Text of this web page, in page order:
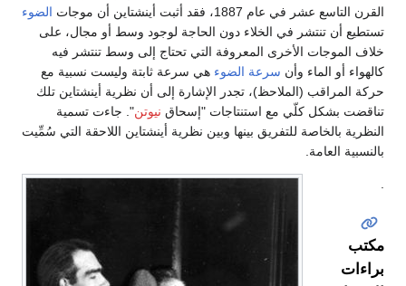
القرن التاسع عشر في عام 1887، فقد أثبت أينشتاين أن موجات
الضوء
تستطيع أن تنتشر في الخلاء دون الحاجة لوجود وسط أو مجال، على
خلاف الموجات الأخرى المعروفة التي تحتاج إلى وسط تنتشر فيه
كالهواء أو الماء وأن سرعة الضوء هي سرعة ثابتة وليست نسبية مع
حركة المراقب (الملاحظ)، تجدر الإشارة إلى أن نظرية أينشتاين تلك
تناقضت بشكل كلّي مع استنتاجات "إسحاق نيوتن". جاءت تسمية
النظرية بالخاصة للتفريق بينها وبين نظرية أينشتاين اللاحقة التي سُمِّيت
بالنسبية العامة.
مكتب
براءات